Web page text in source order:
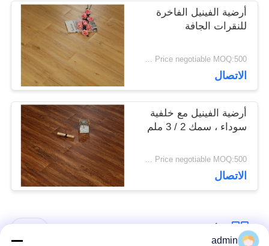
الموقع
سياسة
الخصوصية
أرضية الفينيل الفاخرة
للنقرات الجافة
Price negotiable MOQ:500 متر مربع
الاتصال
أرضية الفينيل مع خلفية
سوداء ، سمك 2 / 3 ملم
Price negotiable MOQ:500 متر مربع
الاتصال
فئات شعبية
admin